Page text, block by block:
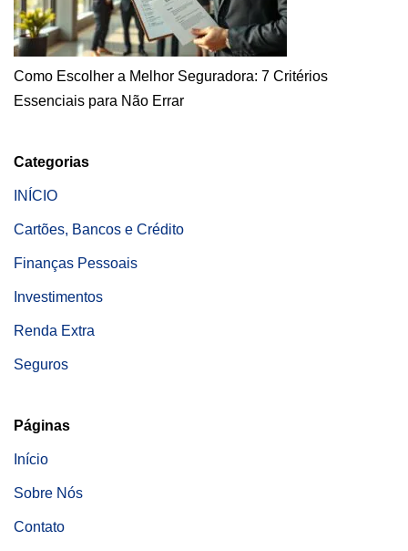
Como Escolher a Melhor Seguradora: 7 Critérios
Essenciais para Não Errar
Categorias
INÍCIO
Cartões, Bancos e Crédito
Finanças Pessoais
Investimentos
Renda Extra
Seguros
Páginas
Início
Sobre Nós
Contato